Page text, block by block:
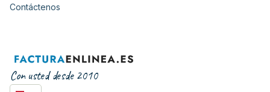
Contáctenos
Con usted desde 2010